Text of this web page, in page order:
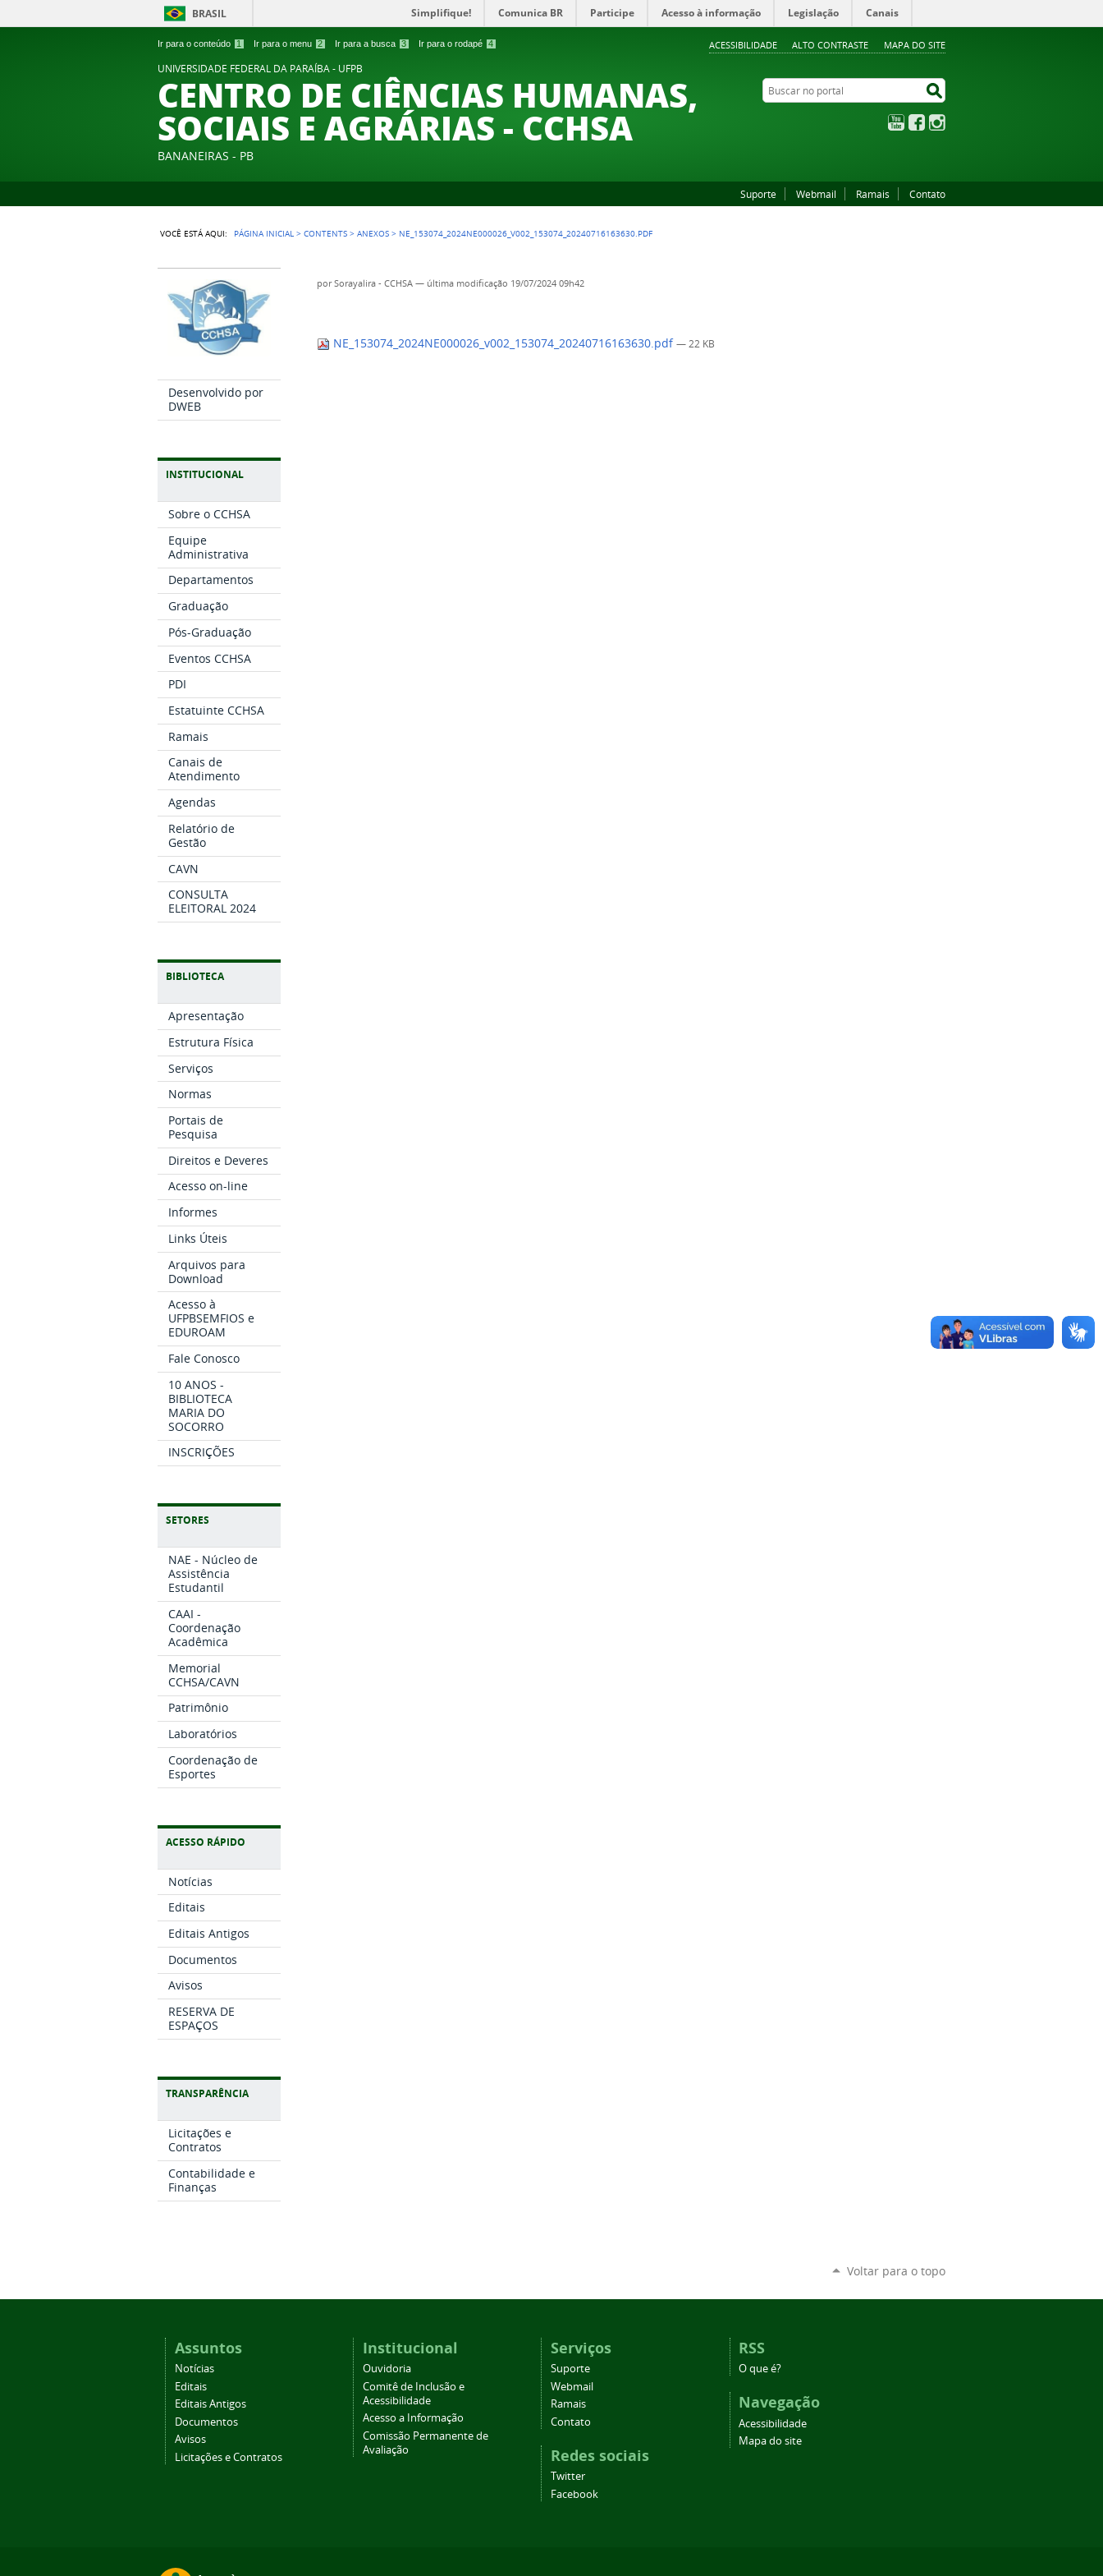
Ir para o conteúdo 1 Ir para o menu 2 Ir para a busca 3 Ir para o rodapé 4 ACESSIBILIDADE ALTO CONTRASTE MAPA DO SITE
BRASIL Simplifique! Comunica BR Participe Acesso à informação Legislação Canais
UNIVERSIDADE FEDERAL DA PARAÍBA - UFPB
CENTRO DE CIÊNCIAS HUMANAS,
SOCIAIS E AGRÁRIAS - CCHSA
BANANEIRAS - PB
Buscar no portal
YouTubeFacebook
Suporte Webmail Ramais Contato
VOCÊ ESTÁ AQUI: PÁGINA INICIAL >CONTENTS >ANEXOS > NE_153074_2024NE000026_V002_153074_20240716163630.PDF
Desenvolvido por
DWEB
INSTITUCIONAL
Sobre o CCHSA
Equipe
Administrativa
Departamentos
Graduação
Pós-Graduação
Eventos CCHSA
PDI
Estatuinte CCHSA
Ramais
Canais de
Atendimento
Agendas
Relatório de
Gestão
CAVN
CONSULTA
ELEITORAL 2024
BIBLIOTECA
Apresentação
Estrutura Física
Serviços
Normas
Portais de
Pesquisa
Direitos e Deveres
Acesso on-line
Informes
Links Úteis
Arquivos para
Download
Acesso à
UFPBSEMFIOS e
EDUROAM
Fale Conosco
10 ANOS -
BIBLIOTECA
MARIA DO
SOCORRO
INSCRIÇÕES
SETORES
NAE - Núcleo de
Assistência
Estudantil
CAAI -
Coordenação
Acadêmica
Memorial
CCHSA/CAVN
Patrimônio
Laboratórios
Coordenação de
Esportes
ACESSO RÁPIDO
Notícias
Editais
Editais Antigos
Documentos
Avisos
RESERVA DE
ESPAÇOS
TRANSPARÊNCIA
Licitações e
Contratos
Contabilidade e
Finanças
porSorayalira - CCHSA — última modificação 19/07/2024 09h42
NE_153074_2024NE000026_v002_153074_20240716163630.pdf— 22 KB
Voltar para o topo
Assuntos
Notícias
Editais
Editais Antigos
Documentos
Avisos
Licitações e Contratos
Institucional
Ouvidoria
Comitê de Inclusão e
Acessibilidade
Acesso a Informação
Comissão Permanente de
Avaliação
Serviços
Suporte
Webmail
Ramais
Contato
Redes sociais
Twitter
Facebook
RSS
O que é?
Navegação
Acessibilidade
Mapa do site